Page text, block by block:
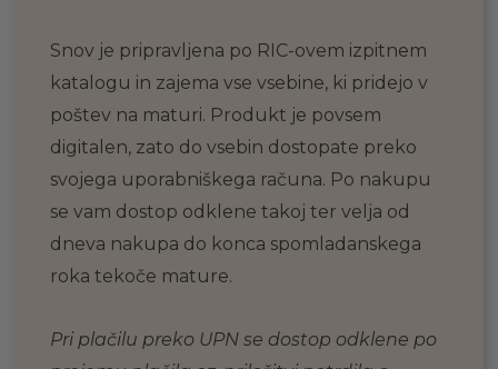
Snov je pripravljena po RIC-ovem izpitnem
katalogu in zajema vse vsebine, ki pridejo v
poštev na maturi. Produkt je povsem
digitalen, zato do vsebin dostopate preko
svojega uporabniškega računa. Po nakupu
se vam dostop odklene takoj ter velja od
dneva nakupa do konca spomladanskega
roka tekoče mature.
Pri plačilu preko UPN se dostop odklene po